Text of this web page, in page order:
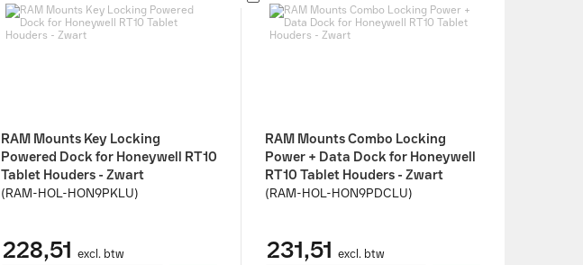
RAM Mounts Key Locking
Powered Dock for Honeywell RT10
Tablet Houders - Zwart
(RAM-HOL-HON9PKLU)
228,51 excl. btw
RAM Mounts Combo Locking
Power + Data Dock for Honeywell
RT10 Tablet Houders - Zwart
(RAM-HOL-HON9PDCLU)
231,51 excl. btw